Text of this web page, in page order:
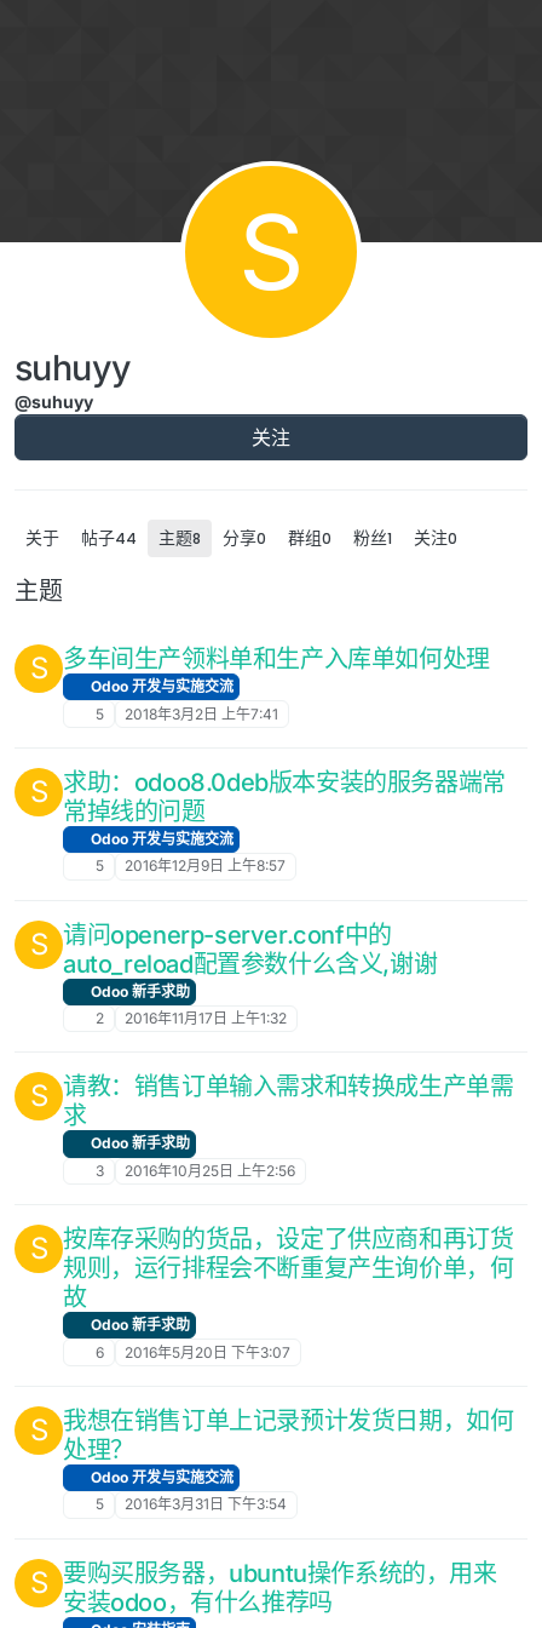
S
suhuyy
@suhuyy
关注
关于 帖子44 主题8 分享0 群组0 粉丝1 关注0
主题
S 多车间生产领料单和生产入库单如何处理
Odoo 开发与实施交流
5
2018年3月2日 上午7:41
S 求助：odoo8.0deb版本安装的服务器端常
常掉线的问题
Odoo 开发与实施交流
5
2016年12月9日 上午8:57
S 请问openerp-server.conf中的
auto_reload配置参数什么含义,谢谢
Odoo 新手求助
2
2016年11月17日 上午1:32
S 请教：销售订单输入需求和转换成生产单需
求
Odoo 新手求助
3
2016年10月25日 上午2:56
S 按库存采购的货品，设定了供应商和再订货
规则，运行排程会不断重复产生询价单，何
故
Odoo 新手求助
6
2016年5月20日 下午3:07
S 我想在销售订单上记录预计发货日期，如何
处理？
Odoo 开发与实施交流
5
2016年3月31日 下午3:54
S 要购买服务器，ubuntu操作系统的，用来
安装odoo，有什么推荐吗